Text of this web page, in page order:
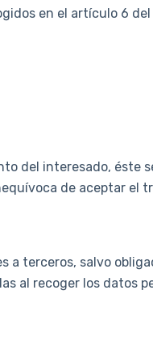
en el artículo 6
del interesado, éste
de aceptar el
a terceros, salvo
al recoger los datos